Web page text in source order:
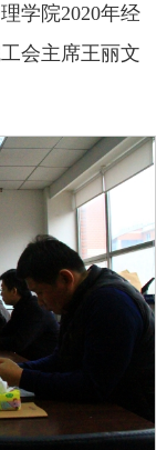
学院2020年经
会主席王丽文